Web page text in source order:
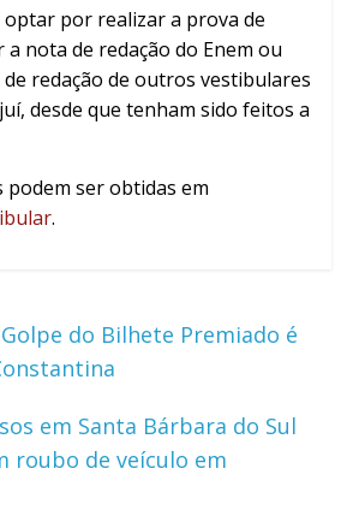
optar por realizar a prova de
nota de redação do Enem ou
redação de outros vestibulares
desde que tenham sido feitos a
ser obtidas em
.
do Bilhete Premiado é
em Santa Bárbara do Sul
roubo de veículo em